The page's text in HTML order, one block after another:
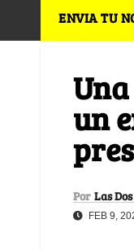
ENVIA TU
un
Por Las
FEB 9,